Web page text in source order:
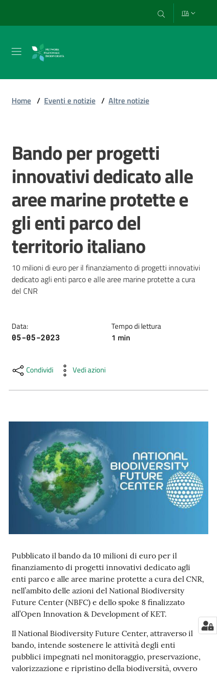
ITA
Chi
usa
dati
Strumenti
e
risorse
Citizen
Science
Progetti
e
formazione
ambientale
notizie
Progetto
PNRR
DigitAP
SNB2030
Scrivici
Seguici
su
Home / Eventi e notizie / Altre notizie
Salta al contenuto
Bando per progetti
innovativi dedicato alle
aree marine protette e
gli enti parco del
territorio italiano
10 milioni di euro per il finanziamento di progetti innovativi
dedicato agli enti parco e alle aree marine protette a cura
del CNR
Data:
05-05-2023
Tempo di lettura
1 min
Condividi Vedi azioni
Pubblicato il bando da 10 milioni di euro per il
finanziamento di progetti innovativi dedicato agli
enti parco e alle aree marine protette a cura del CNR,
nell’ambito delle azioni del National Biodiversity
Future Center (NBFC) e dello spoke 8 finalizzato
all’Open Innovation & Development of KET.
Il National Biodiversity Future Center, attraverso il
bando, intende sostenere le attività degli enti
pubblici impegnati nel monitoraggio, preservazione,
valorizzazione e ripristino della biodiversità, ovvero